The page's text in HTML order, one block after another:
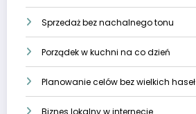
Sprzedaż bez nachalnego tonu
Porządek w kuchni na co dzień
Planowanie celów bez wielkich haseł